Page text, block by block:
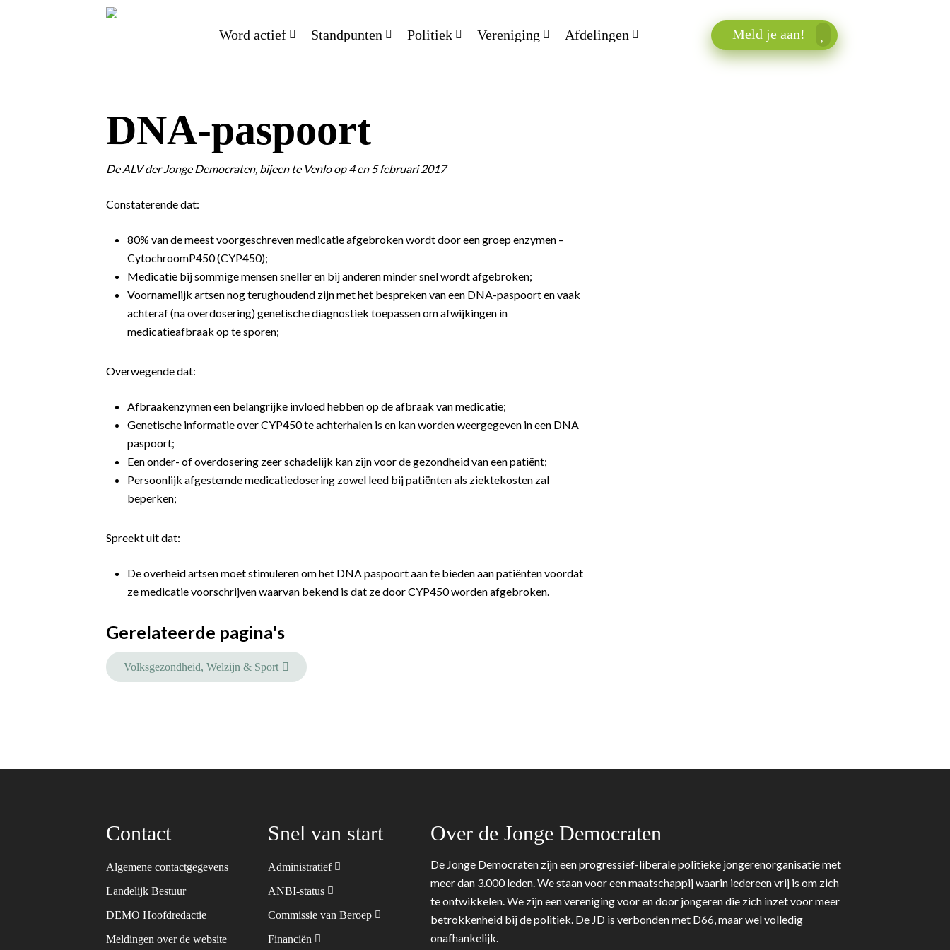
Word actief Standpunten Politiek Vereniging Afdelingen Meld je aan!
DNA-paspoort
De ALV der Jonge Democraten, bijeen te Venlo op 4 en 5 februari 2017
Constaterende dat:
80% van de meest voorgeschreven medicatie afgebroken wordt door een groep enzymen –
CytochroomP450 (CYP450);
Medicatie bij sommige mensen sneller en bij anderen minder snel wordt afgebroken;
Voornamelijk artsen nog terughoudend zijn met het bespreken van een DNA-paspoort en vaak
achteraf (na overdosering) genetische diagnostiek toepassen om afwijkingen in
medicatieafbraak op te sporen;
Overwegende dat:
Afbraakenzymen een belangrijke invloed hebben op de afbraak van medicatie;
Genetische informatie over CYP450 te achterhalen is en kan worden weergegeven in een DNA
paspoort;
Een onder- of overdosering zeer schadelijk kan zijn voor de gezondheid van een patiënt;
Persoonlijk afgestemde medicatiedosering zowel leed bij patiënten als ziektekosten zal
beperken;
Spreekt uit dat:
De overheid artsen moet stimuleren om het DNA paspoort aan te bieden aan patiënten voordat
ze medicatie voorschrijven waarvan bekend is dat ze door CYP450 worden afgebroken.
Gerelateerde pagina's
Volksgezondheid, Welzijn & Sport
Contact
Algemene contactgegevens
Landelijk Bestuur
DEMO Hoofdredactie
Meldingen over de website
Snel van start
Administratief
ANBI-status
Commissie van Beroep
Financiën
Over de Jonge Democraten
De Jonge Democraten zijn een progressief-liberale politieke jongerenorganisatie met
meer dan 3.000 leden. We staan voor een maatschappij waarin iedereen vrij is om zich
te ontwikkelen. We zijn een vereniging voor en door jongeren die zich inzet voor meer
betrokkenheid bij de politiek. De JD is verbonden met D66, maar wel volledig
onafhankelijk.